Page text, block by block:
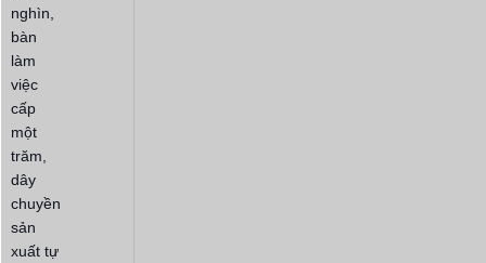
nghìn,
bàn
làm
việc
cấp
một
trăm,
dây
chuyền
sản
xuất tự